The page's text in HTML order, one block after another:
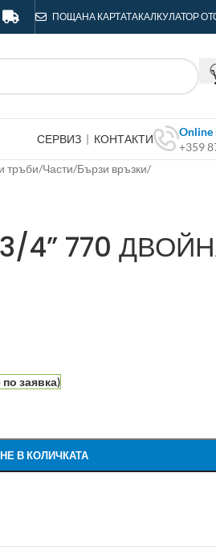
ПОЩАНА КАРТАТАКАЛКУЛАТОР
СЕРВИЗ | КОНТАКТИ
Online
+359
тръби/Части/Бързи връзки/
4” 770
заявка)
В КОЛИЧКАТА